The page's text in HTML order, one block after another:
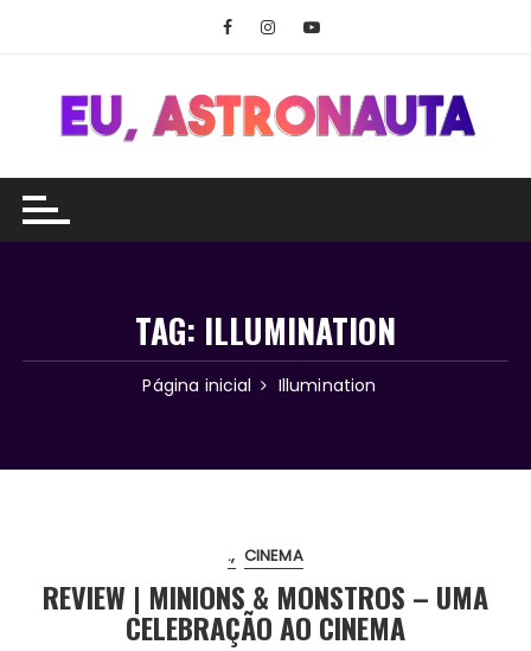
conteúdo
TAG: ILLUMINATION
Página inicial Illumination
. CINEMA
REVIEW | MINIONS & MONSTROS – UMA
CELEBRAÇÃO AO CINEMA